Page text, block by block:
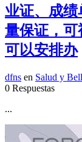
业证、成
量保证，
可以安排办
dfns en Salud y
0 Respuestas
...